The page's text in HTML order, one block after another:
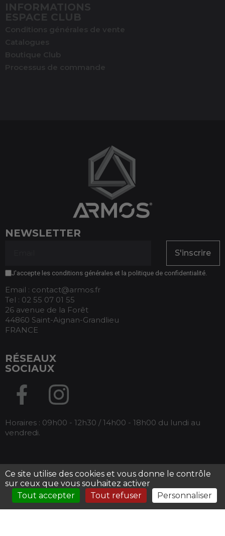
INFORMATIONS
ESPACE CLUB
Conditions générales de vente
Catalogues
Boutique Club
Processus de commande
NEWSLETTER
S'inscrire
J'accepte les conditions générales et la politique de confidentialité.
Email : contact@armos.fr
Tel : 02 55 07 01 55
26 avenue de la Forêt
44860 Saint-Aignan-Grandlieu
FRANCE
RÉSEAUX
SOCIAUX
Horaires : 09h00 - 12h30 / 14h00 - 18h00 du lundi au
vendredi.
Tous droits réservés Armos -Mentions légales
Conditions générales de ventes
Ce site utilise des cookies et vous donne le contrôle
sur ceux que vous souhaitez activer
Tout accepter
Tout refuser Personnaliser